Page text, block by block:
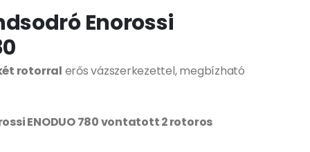
Enorossi
rotorral erős vázszerkezettel, megbízható
ENODUO 780 vontatott 2 rotoros